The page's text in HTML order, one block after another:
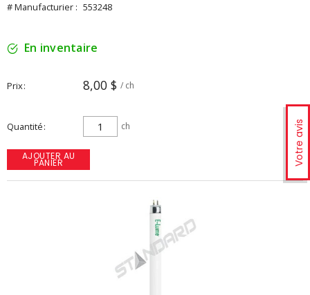
Votre avis
# Manufacturier : 553248
En inventaire
Prix 8,00 $ / ch
Quantité ch
AJOUTER AU
PANIER